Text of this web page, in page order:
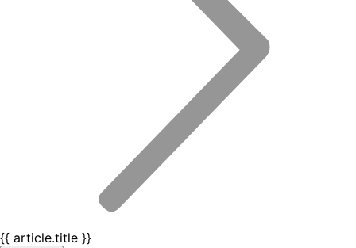
{{ article.title }}